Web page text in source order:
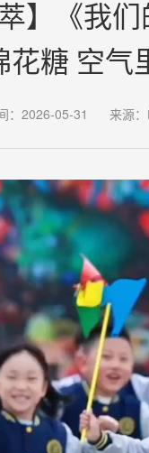
】《我
花糖 空气
：2026-05-31
来源